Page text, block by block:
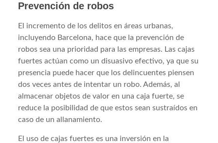
Prevención de robos
El incremento de los delitos en áreas urbanas,
incluyendo Barcelona, hace que la prevención de
robos sea una prioridad para las empresas. Las cajas
fuertes actúan como un disuasivo efectivo, ya que su
presencia puede hacer que los delincuentes piensen
dos veces antes de intentar un robo. Además, al
almacenar objetos de valor en una caja fuerte, se
reduce la posibilidad de que estos sean sustraídos en
caso de un allanamiento.
El uso de cajas fuertes es una inversión en la